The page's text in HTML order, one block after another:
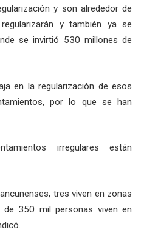
y son alrededor de
y también ya se
se invirtió 530 millones de
en la regularización de esos
por lo que se han
irregulares están
tres viven en zonas
de 350 mil personas viven en